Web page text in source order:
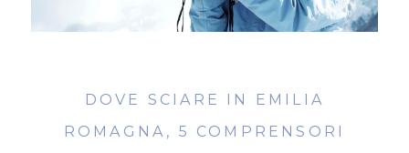
DOVE SCIARE IN EMILIA
ROMAGNA, 5 COMPRENSORI